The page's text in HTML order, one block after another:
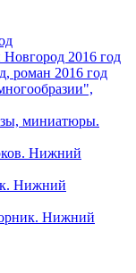
2016 год
роман 2016 год
миниатюры.
Нижний
Нижний
Нижний